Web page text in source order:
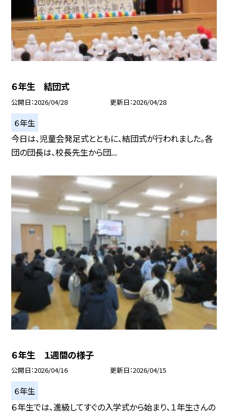
６年生 結団式
公開日 2026/04/28 更新日 2026/04/28
６年生
今日は、児童会発足式とともに、結団式が行われました。各
団の団長は、校長先生から団...
６年生 １週間の様子
公開日 2026/04/16 更新日 2026/04/15
６年生
６年生では、進級してすぐの入学式から始まり、１年生さんの